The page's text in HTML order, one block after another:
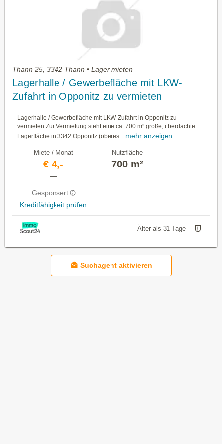
Thann 25, 3342 Thann • Lager mieten
Lagerhalle / Gewerbefläche mit LKW-
Zufahrt in Opponitz zu vermieten
Lagerhalle / Gewerbefläche mit LKW-Zufahrt in Opponitz zu
vermieten Zur Vermietung steht eine ca. 700 m² große, überdachte
Lagerfläche in 3342 Opponitz (oberes...
mehr anzeigen
Miete / Monat
€ 4,-
—
Gesponsert
Kreditfähigkeit prüfen
Nutzfläche
700 m²
Älter als 31 Tage
Suchagent aktivieren